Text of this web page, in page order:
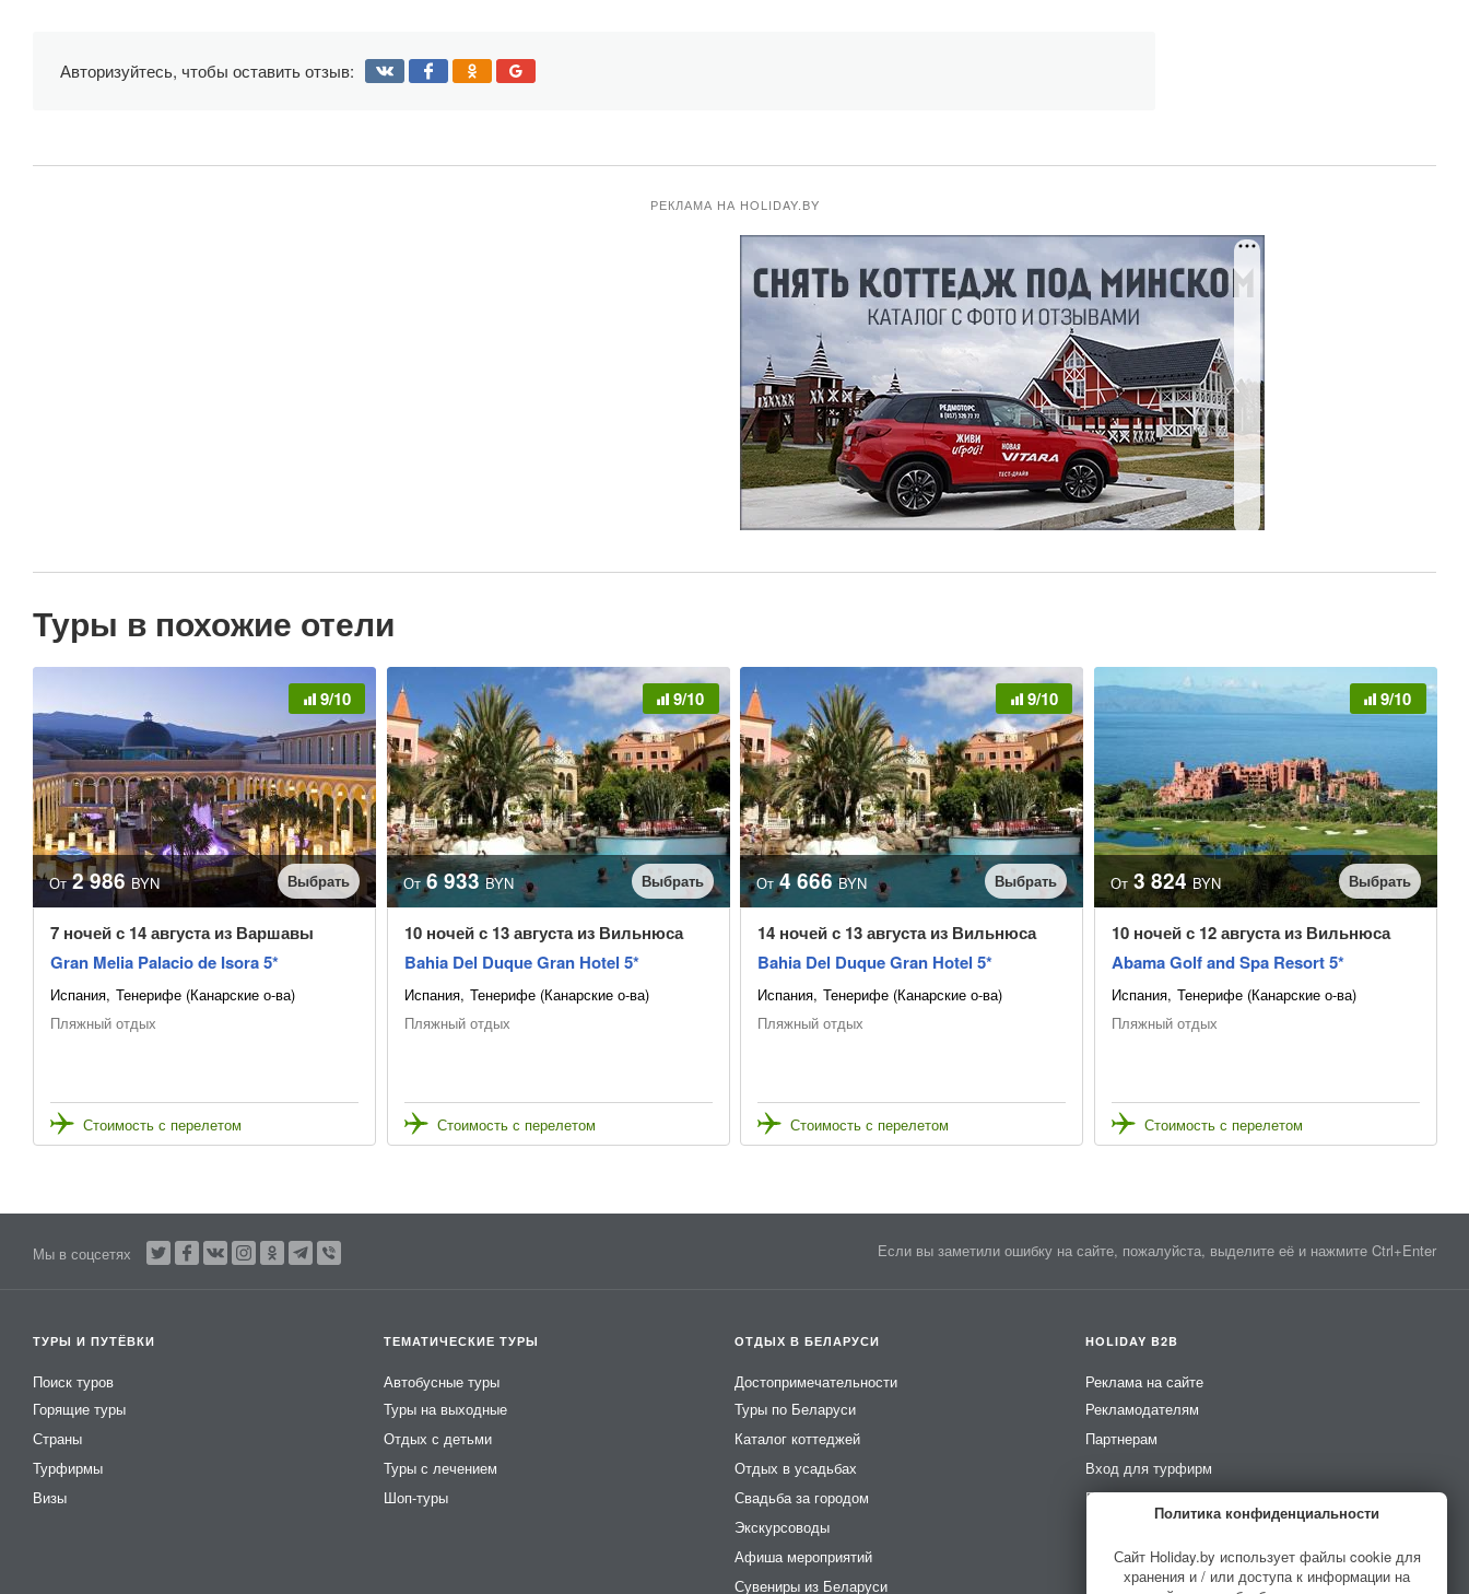
Авторизуйтесь, чтобы оставить отзыв:
РЕКЛАМА НА HOLIDAY.BY
Туры в похожие отели
9/10
От 2 986 BYN Выбрать
7 ночей с 14 августа из Варшавы
Gran Melia Palacio de Isora 5*
Испания Тенерифе (Канарские о-ва)
Пляжный отдых
Стоимость с перелетом
9/10
От 6 933 BYN Выбрать
10 ночей с 13 августа из Вильнюса
Bahia Del Duque Gran Hotel 5*
Испания Тенерифе (Канарские о-ва)
Пляжный отдых
Стоимость с перелетом
9/10
От 4 666 BYN Выбрать
14 ночей с 13 августа из Вильнюса
Bahia Del Duque Gran Hotel 5*
Испания Тенерифе (Канарские о-ва)
Пляжный отдых
Стоимость с перелетом
9/10
От 3 824 BYN Выбрать
10 ночей с 12 августа из Вильнюса
Abama Golf and Spa Resort 5*
Испания Тенерифе (Канарские о-ва)
Пляжный отдых
Стоимость с перелетом
Мы в соцсетях Если вы заметили ошибку на сайте, пожалуйста, выделите её и нажмите Ctrl+Enter
ТУРЫ И ПУТЁВКИ
Поиск туров
Горящие туры
Страны
Турфирмы
Визы
ТЕМАТИЧЕСКИЕ ТУРЫ
Автобусные туры
Туры на выходные
Отдых с детьми
Туры с лечением
Шоп-туры
ОТДЫХ В БЕЛАРУСИ
Достопримечательности
Туры по Беларуси
Каталог коттеджей
Отдых в усадьбах
Свадьба за городом
Экскурсоводы
Афиша мероприятий
Сувениры из Беларуси
HOLIDAY B2B
Реклама на сайте
Рекламодателям
Партнерам
Вход для турфирм
Вход для усадеб
Политика конфиденциальности
Сайт Holiday.by использует файлы cookie для
хранения и / или доступа к информации на